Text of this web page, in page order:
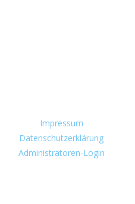
Impressum
Datenschutzerklärung
Administratoren-Login